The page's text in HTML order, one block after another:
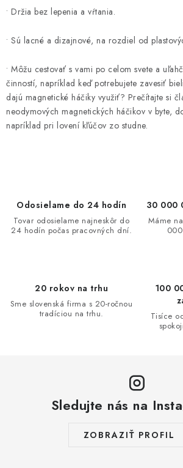
• Držia bez lepenia a vŕtania.
• Sú lacné a dizajnové, na rozdiel od
• Môžu cestovať s vami po celom svete a
činností, napríklad keď potrebujete zavesiť
dajú magnetické háčiky využiť? Prečítajte si
neodymových magnetických háčikov v byte,
napríklad pri lovení kľúčov zo studne.
Odosielame do 24 hodín
Tovar odosielame najneskôr do
24 hodín počas pracovných dní.
30 000
Máme
20 rokov na trhu
Sme slovenská firma s 20-ročnou
tradíciou na trhu.
100
Tisíce
Sledujte nás na
ZOBRAZIŤ PROFIL